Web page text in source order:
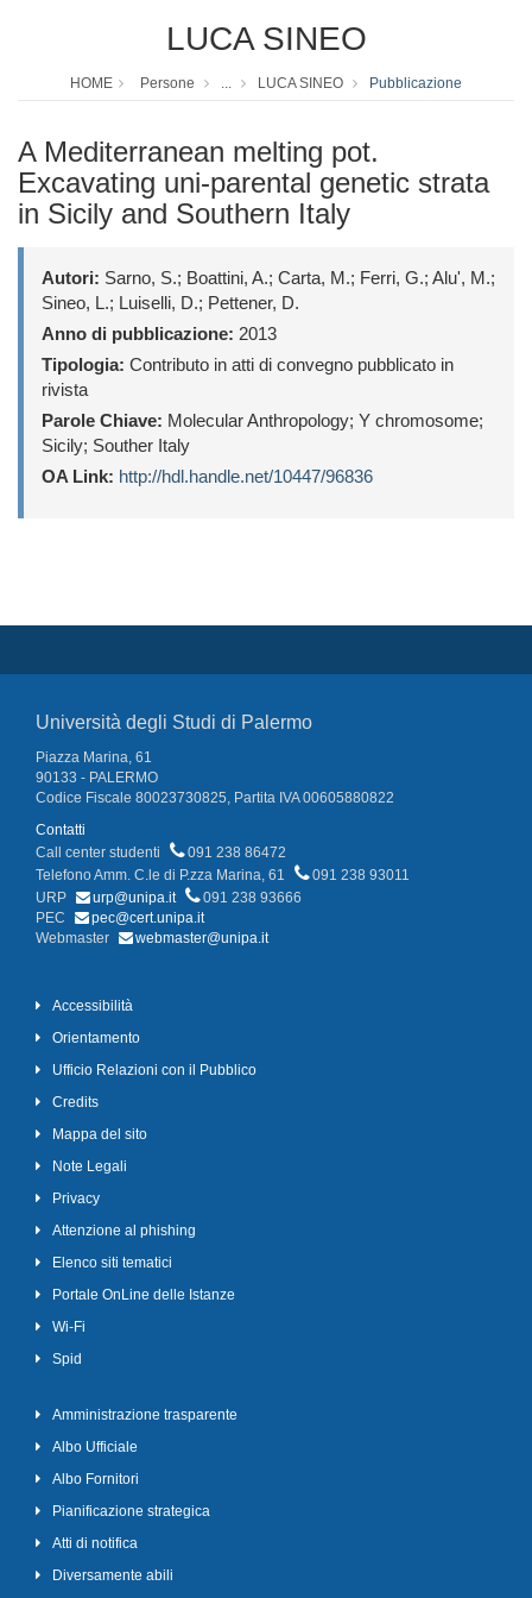
LUCA SINEO
HOME Persone ... LUCA SINEO Pubblicazione
A Mediterranean melting pot.
Excavating uni-parental genetic strata
in Sicily and Southern Italy
Autori: Sarno, S.; Boattini, A.; Carta, M.; Ferri, G.; Alu', M.;
Sineo, L.; Luiselli, D.; Pettener, D.
Anno di pubblicazione: 2013
Tipologia: Contributo in atti di convegno pubblicato in
rivista
Parole Chiave: Molecular Anthropology; Y chromosome;
Sicily; Souther Italy
OA Link: http://hdl.handle.net/10447/96836
Università degli Studi di Palermo
Piazza Marina, 61
90133 - PALERMO
Codice Fiscale 80023730825, Partita IVA 00605880822
Contatti
Call center studenti
091 238 86472
Telefono Amm. C.le di P.zza Marina, 61
091 238 93011
URP
urp@unipa.it
091 238 93666
PEC
pec@cert.unipa.it
Webmaster
webmaster@unipa.it
Accessibilità
Orientamento
Ufficio Relazioni con il Pubblico
Credits
Mappa del sito
Note Legali
Privacy
Attenzione al phishing
Elenco siti tematici
Portale OnLine delle Istanze
Wi-Fi
Spid
Amministrazione trasparente
Albo Ufficiale
Albo Fornitori
Pianificazione strategica
Atti di notifica
Diversamente abili